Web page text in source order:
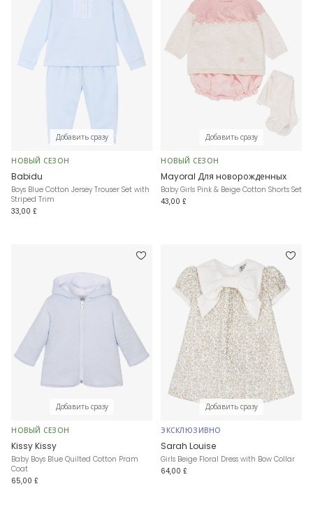
Добавить сразу
НОВЫЙ СЕЗОН
Babidu
Boys Blue Cotton Jersey Trouser Set with
Striped Trim
33,00 £
Добавить сразу
НОВЫЙ СЕЗОН
Mayoral Для новорожденных
Baby Girls Pink & Beige Cotton Shorts Set
43,00 £
Добавить сразу
НОВЫЙ СЕЗОН
Kissy Kissy
Baby Boys Blue Quilted Cotton Pram
Coat
65,00 £
Добавить сразу
ЭКСКЛЮЗИВНО
Sarah Louise
Girls Beige Floral Dress with Bow Collar
64,00 £